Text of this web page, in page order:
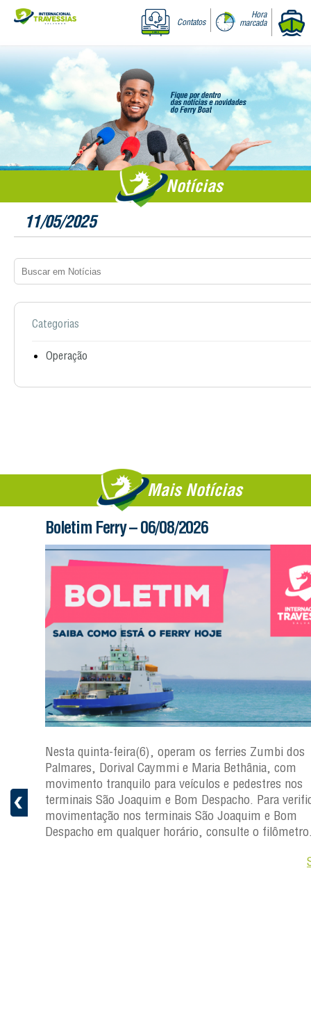
Contatos
Hora
marcada
Notícias
11/05/2025
Categorias
Operação
Mais Notícias
Boletim Ferry – 06/08/2026
Nesta quinta-feira(6), operam os ferries Zumbi dos
Palmares, Dorival Caymmi e Maria Bethânia, com
movimento tranquilo para veículos e pedestres nos
terminais São Joaquim e Bom Despacho. Para
movimentação nos terminais São Joaquim e Bom
Despacho em qualquer horário, consulte o